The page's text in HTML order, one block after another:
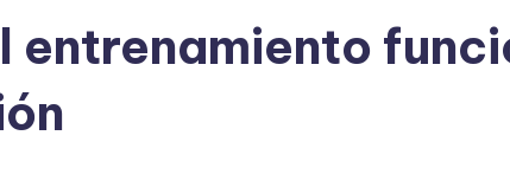
entrenamiento